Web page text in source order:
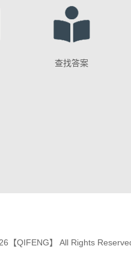
查找答案
【QIFENG】 All Rights